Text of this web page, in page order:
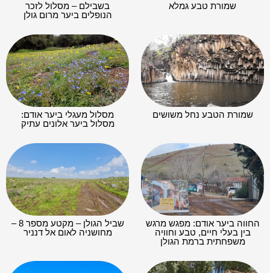
שמורת טבע גמלא
בשבילם – מסלול לזכר
הנופלים ביער מרום גולן
שמורת הטבע נחל משושים
מסלול מעגלי ביער אודם:
מסלול ביער אלונים עתיק
החווה ביער אודם: מפגש מרגש
בין בעלי חיים, טבע וחוויה
משפחתית ברמת הגולן
שביל הגולן – מקטע מספר 8 –
מחושניה לאום אל דנניר